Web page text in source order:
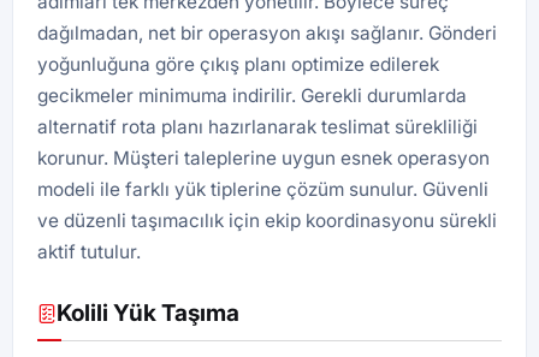
dağılmadan, net bir operasyon akışı sağlanır. Gönderi
yoğunluğuna göre çıkış planı optimize edilerek
gecikmeler minimuma indirilir. Gerekli durumlarda
alternatif rota planı hazırlanarak teslimat sürekliliği
korunur. Müşteri taleplerine uygun esnek operasyon
modeli ile farklı yük tiplerine çözüm sunulur. Güvenli
ve düzenli taşımacılık için ekip koordinasyonu sürekli
aktif tutulur.
Kolili Yük Taşıma